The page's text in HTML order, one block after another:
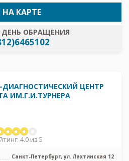
ДЕНЬ ОБРАЩЕНИЯ
НА КАРТЕ
ЦЕНТР
ИМ.Г.И.ТУРНЕРА
4.0 из 5
Санкт-Петербург, ул. Лахтинская 12